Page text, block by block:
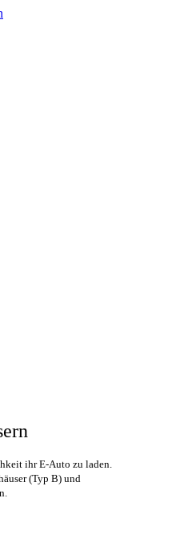
ihr E-Auto zu laden.
(Typ B) und